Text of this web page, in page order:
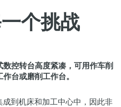
个挑战
控转台高度紧凑，可用作车削
台或磨削工作台。
到机床和加工中心中，因此非